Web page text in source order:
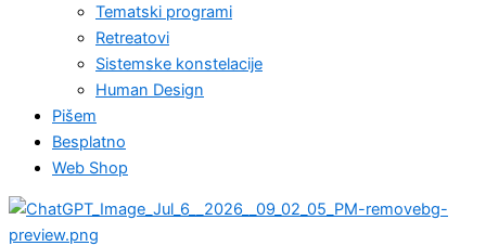
Tematski programi
Retreatovi
Sistemske konstelacije
Human Design
Pišem
Besplatno
Web Shop